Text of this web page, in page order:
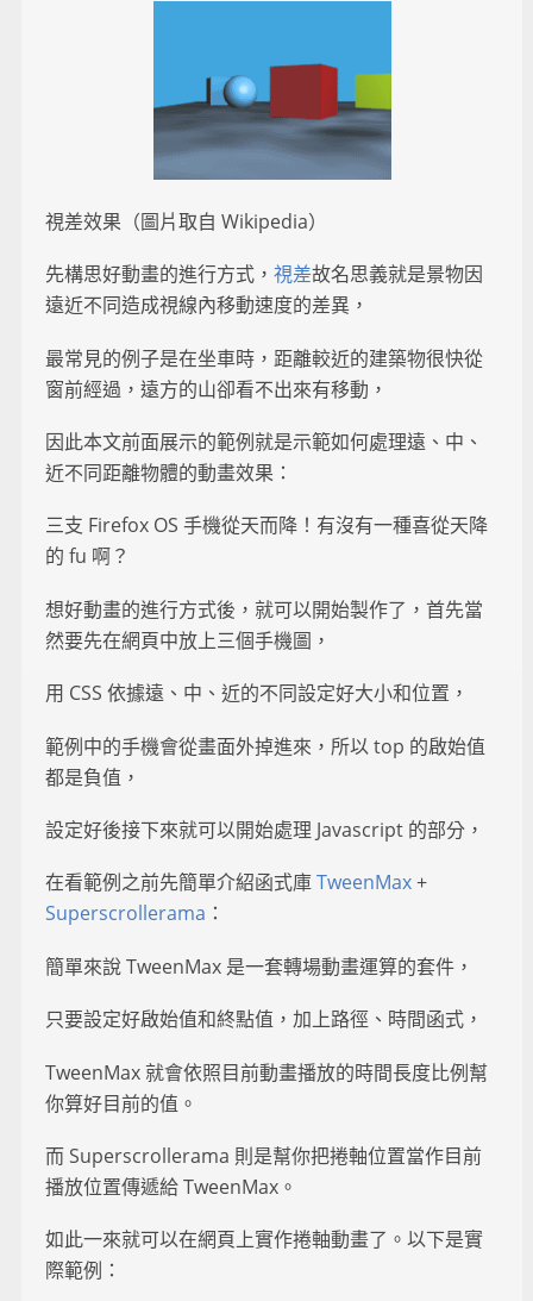
視差效果（圖片取自 Wikipedia）
先構思好動畫的進行方式， 視差故名思義就是景物因
遠近不同造成視線內移動速度的差異，
最常見的例子是在坐車時，距離較近的建築物很快從
窗前經過，遠方的山卻看不出來有移動，
因此本文前面展示的範例就是示範如何處理遠、中、
近不同距離物體的動畫效果：
三支 Firefox OS 手機從天而降！有沒有一種喜從天降
的 fu 啊？
想好動畫的進行方式後，就可以開始製作了，首先當
然要先在網頁中放上三個手機圖，
用 CSS 依據遠、中、近的不同設定好大小和位置，
範例中的手機會從畫面外掉進來，所以 top 的啟始值
都是負值，
設定好後接下來就可以開始處理 Javascript 的部分，
在看範例之前先簡單介紹函式庫TweenMax+
Superscrollerama ：
簡單來說 TweenMax 是一套轉場動畫運算的套件，
只要設定好啟始值和終點值，加上路徑、時間函式，
TweenMax 就會依照目前動畫播放的時間長度比例幫
你算好目前的值。
而 Superscrollerama 則是幫你把捲軸位置當作目前
播放位置傳遞給 TweenMax。
如此一來就可以在網頁上實作捲軸動畫了。以下是實
際範例：